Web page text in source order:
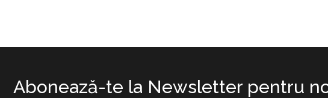
Abonează-te la Newsletter pentru